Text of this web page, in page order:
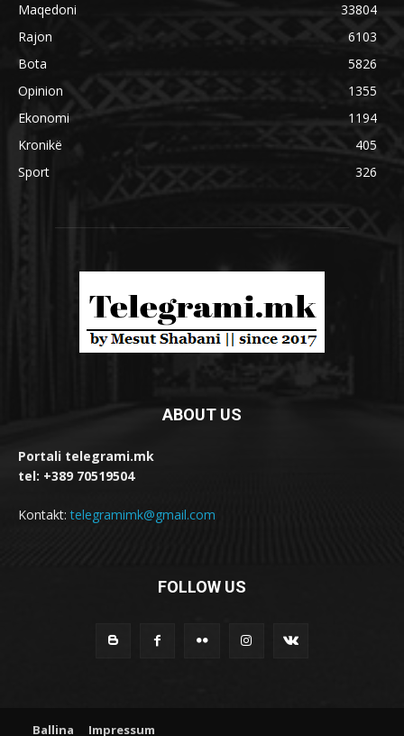
Maqedoni
33804
Rajon
6103
Bota
5826
Opinion
1355
Ekonomi
1194
Kronikë
405
Sport
326
ABOUT US
Portali telegrami.mk
tel: +389 70519504
Kontakt:telegramimk@gmail.com
FOLLOW US
Ballina Impressum